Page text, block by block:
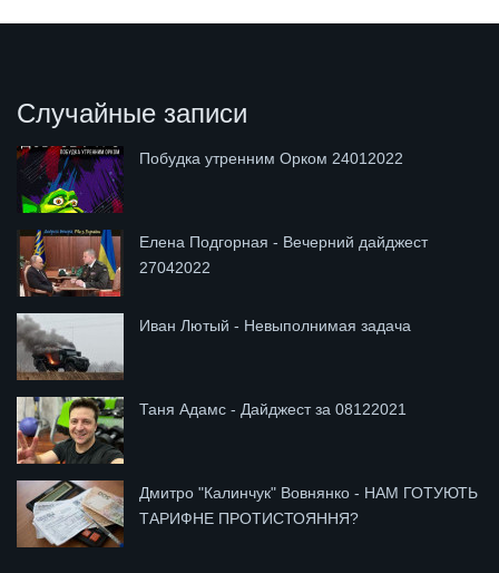
Случайные записи
Побудка утренним Орком 24012022
Елена Подгорная - Вечерний дайджест
27042022
Иван Лютый - Невыполнимая задача
Таня Адамс - Дайджест за 08122021
Дмитро "Калинчук" Вовнянко - НАМ ГОТУЮТЬ
ТАРИФНЕ ПРОТИСТОЯННЯ?